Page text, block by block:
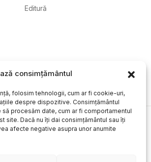
consimțământul
folosim tehnologii, cum ar fi cookie-uri,
despre dispozitive. Consimțământul
procesăm date, cum ar fi comportamentul
site. Dacă nu îți dai consimțământul sau îți
afecte negative asupra unor anumite
Editură